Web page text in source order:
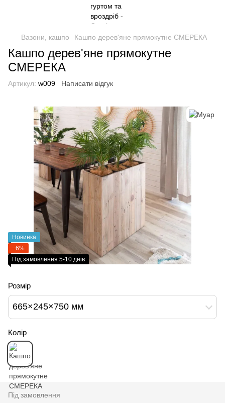
Вазони, кашпо Кашпо дерев'яне прямокутне СМЕРЕКА
Кашпо дерев'яне прямокутне
СМЕРЕКА
Артикул: w009 Написати відгук
Новинка
−6%
Під замовлення 5-10 днів
Розмір
665×245×750 мм
Колір
Під замовлення